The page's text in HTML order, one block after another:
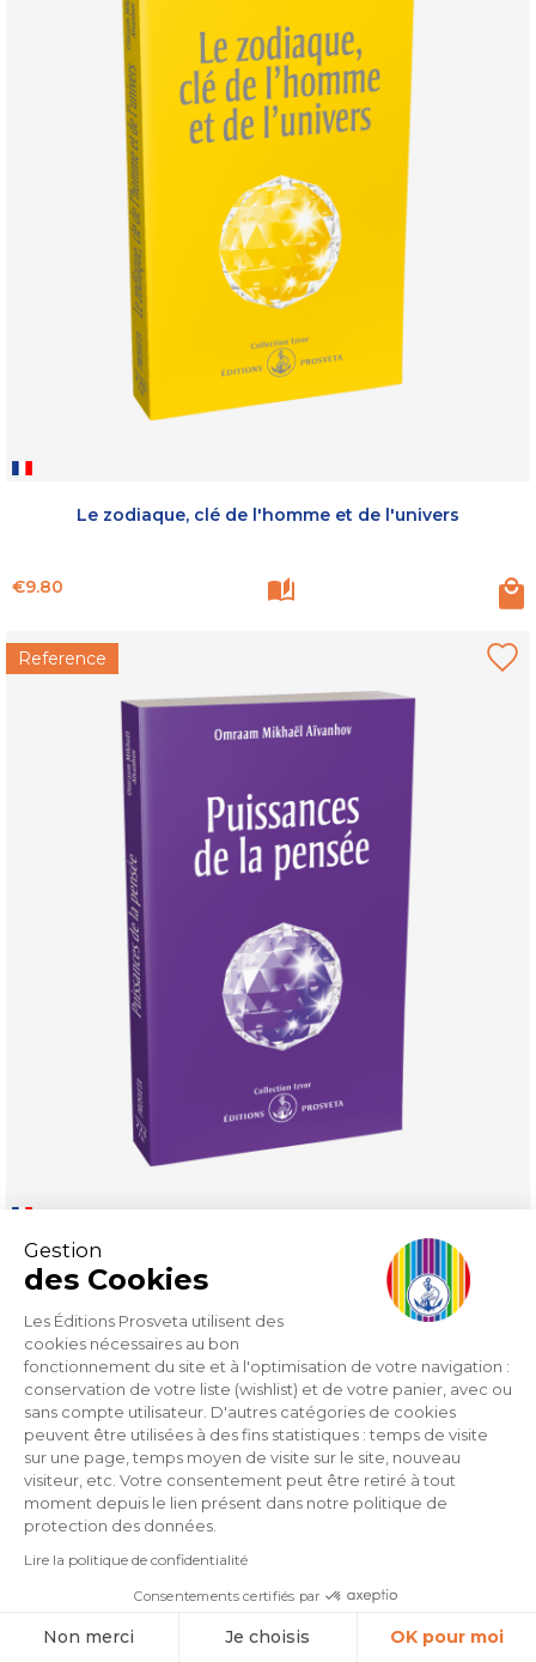
Gestion
des Cookies
Les Éditions Prosveta utilisent des
cookies nécessaires au bon
fonctionnement du site et à l'optimisation de votre navigation :
conservation de votre liste (wishlist) et de votre panier, avec ou
sans compte utilisateur. D'autres catégories de cookies
peuvent être utilisées à des fins statistiques : temps de visite
sur une page, temps moyen de visite sur le site, nouveau
visiteur, etc. Votre consentement peut être retiré à tout
moment depuis le lien présent dans notre politique de
protection des données.
Lire la politique de confidentialité
Consentements certifiés par
Non merci Je choisis OK pour moi
Le zodiaque, clé de l'homme et de l'univers
Price
€9.80
Reference
Price
€9.80